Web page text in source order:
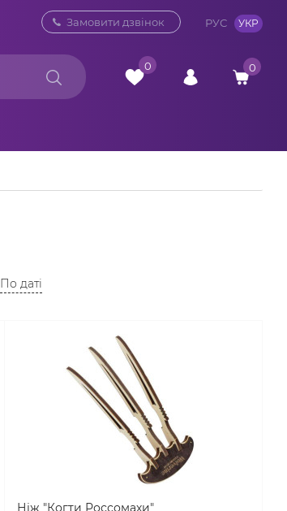
0 800 33 10 32
Замовити дзвінок РУС УКР
0 0
По даті
Ніж "Когти Россомахи"